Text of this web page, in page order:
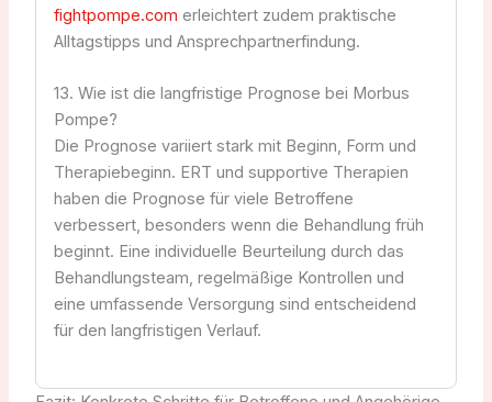
fightpompe.com erleichtert zudem praktische
Alltagstipps und Ansprechpartnerfindung.
13. Wie ist die langfristige Prognose bei Morbus
Pompe?
Die Prognose variiert stark mit Beginn, Form und
Therapiebeginn. ERT und supportive Therapien
haben die Prognose für viele Betroffene
verbessert, besonders wenn die Behandlung früh
beginnt. Eine individuelle Beurteilung durch das
Behandlungsteam, regelmäßige Kontrollen und
eine umfassende Versorgung sind entscheidend
für den langfristigen Verlauf.